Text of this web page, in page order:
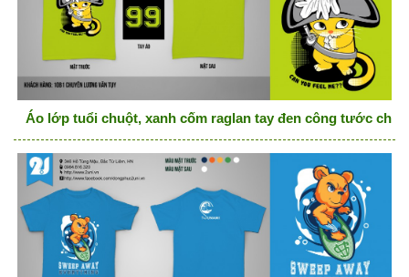
Áo lớp tuổi chuột, xanh cốm raglan tay đen công tước